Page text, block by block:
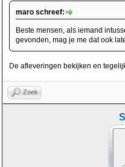
maro schreef:
Beste mensen, als iemand
gevonden, mag je me dat ook
De afleveringen bekijken en
Zoek